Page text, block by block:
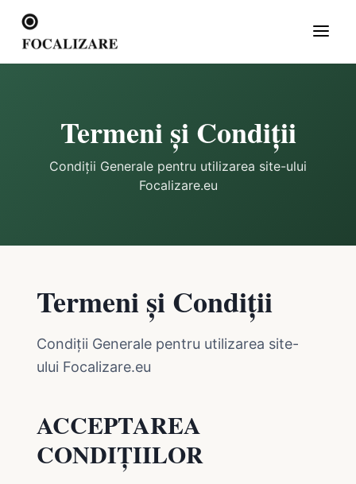
Termeni și Condiții
Condiții Generale pentru utilizarea site-ului
Focalizare.eu
Termeni și Condiții
Condiții Generale pentru utilizarea site-
ului Focalizare.eu
ACCEPTAREA
CONDIȚIILOR